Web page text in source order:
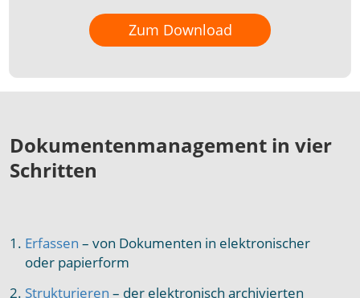
Zum Download
Dokumentenmanagement in vier
Schritten
Erfassen – von Dokumenten in elektronischer
oder papierform
Strukturieren – der elektronisch archivierten